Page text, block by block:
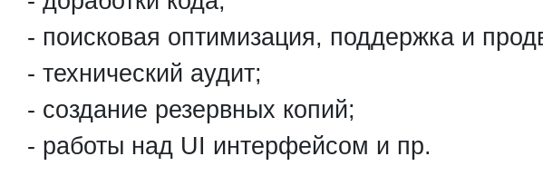
поисковая оптимизация, поддержка и
технический аудит;
создание резервных копий;
работы над UI интерфейсом и пр.